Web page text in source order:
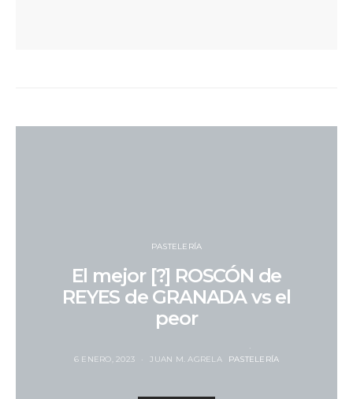
PASTELERÍA
El mejor [?] ROSCÓN de
REYES de GRANADA vs el
peor
6 ENERO, 2023 JUAN M. AGRELA PASTELERÍA